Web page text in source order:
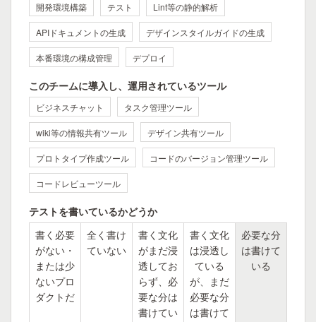
開発環境構築 テスト Lint等の静的解析
APIドキュメントの生成 デザインスタイルガイドの生成
本番環境の構成管理 デプロイ
このチームに導入し、運用されているツール
ビジネスチャット タスク管理ツール
wiki等の情報共有ツール デザイン共有ツール
プロトタイプ作成ツール コードのバージョン管理ツール
コードレビューツール
テストを書いているかどうか
書く必要
がない・
または少
ないプロ
ダクトだ
全く書け
ていない
書く文化
がまだ浸
透してお
らず、必
要な分は
書けてい
書く文化
は浸透し
ている
が、まだ
必要な分
は書けて
必要な分
は書けて
いる